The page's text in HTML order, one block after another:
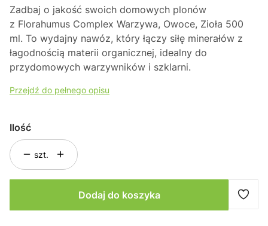
Zadbaj o jakość swoich domowych plonów
z Florahumus Complex Warzywa, Owoce, Zioła 500
ml. To wydajny nawóz, który łączy siłę minerałów z
łagodnością materii organicznej, idealny do
przydomowych warzywników i szklarni.
Przejdź do pełnego opisu
Ilość
szt.
Dodaj do koszyka